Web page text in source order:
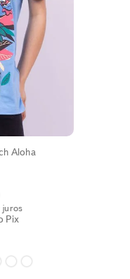
Aloha
juros
Pix